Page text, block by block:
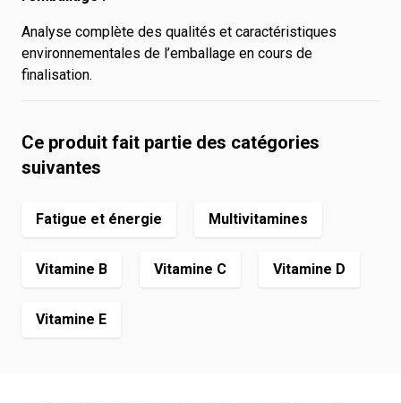
Analyse complète des qualités et caractéristiques
environnementales de l’emballage en cours de
finalisation.
Ce produit fait partie des catégories
suivantes
Fatigue et énergie Multivitamines
Vitamine B Vitamine C Vitamine D
Vitamine E